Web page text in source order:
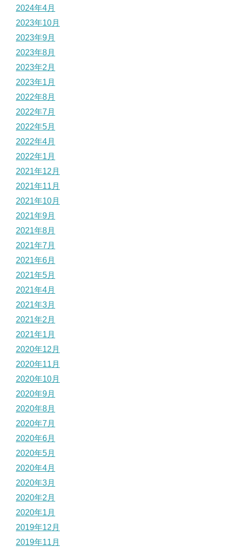
2024年4月
2023年10月
2023年9月
2023年8月
2023年2月
2023年1月
2022年8月
2022年7月
2022年5月
2022年4月
2022年1月
2021年12月
2021年11月
2021年10月
2021年9月
2021年8月
2021年7月
2021年6月
2021年5月
2021年4月
2021年3月
2021年2月
2021年1月
2020年12月
2020年11月
2020年10月
2020年9月
2020年8月
2020年7月
2020年6月
2020年5月
2020年4月
2020年3月
2020年2月
2020年1月
2019年12月
2019年11月